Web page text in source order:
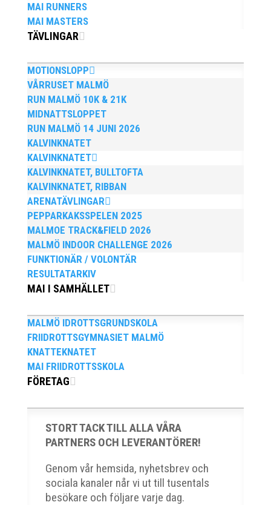
MAI RUNNERS
MAI MASTERS
TÄVLINGAR
MOTIONSLOPP
VÅRRUSET MALMÖ
RUN MALMÖ 10K & 21K
MIDNATTSLOPPET
RUN MALMÖ 14 JUNI 2026
KALVINKNATET
KALVINKNATET
KALVINKNATET, BULLTOFTA
KALVINKNATET, RIBBAN
ARENATÄVLINGAR
PEPPARKAKSSPELEN 2025
MALMOE TRACK&FIELD 2026
MALMÖ INDOOR CHALLENGE 2026
FUNKTIONÄR / VOLONTÄR
RESULTATARKIV
MAI I SAMHÄLLET
MALMÖ IDROTTSGRUNDSKOLA
FRIIDROTTSGYMNASIET MALMÖ
KNATTEKNATET
MAI FRIIDROTTSSKOLA
FÖRETAG
STORT TACK TILL ALLA VÅRA
PARTNERS OCH LEVERANTÖRER!
Genom vår hemsida, nyhetsbrev och
sociala kanaler når vi ut till tusentals
besökare och följare varje dag.
Anders Hallström, 55, blir ny klubbchef i MAI. Han
börjar sin anställning den 13 april. Anders har ett
som tränare inom hockeyn i Trelleborg och fotbollen i
Höllviken tidigare. I fortsättningen blir det dock
friidrott...
Efter att årsmötet avslutats följde en kväll med
stipendieutdelning, mat och underhållning. Bilder
från denna del hittar ni i länken nedan. Stort tack till
Bengt Bendéus som möjliggjorde och generöst
finansierade denna del av kvällen. Fler bilder från
MAI:s Årsmöte...
2025 innebar något av ett internationellt genombrott
för MAI:s kulstötare Wictor Petersson. Året gav
så mycket hänt...